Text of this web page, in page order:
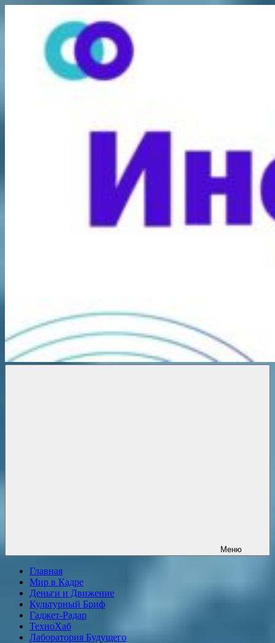
содержимому
Меню
Главная
Мир в Кадре
Деньги и Движение
Культурный Бриф
Гаджет-Радар
ТехноХаб
Лаборатория Будущего